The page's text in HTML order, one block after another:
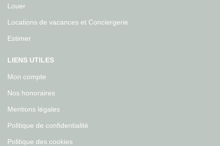
Louer
Locations de vacances et Conciergerie
Estimer
LIENS UTILES
Mon compte
Nos honoraires
Mentions légales
Politique de confidentialité
Politique des cookies